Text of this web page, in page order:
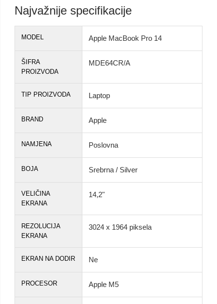
Najvažnije specifikacije
MODEL Apple MacBook Pro 14
ŠIFRA
PROIZVODA
MDE64CR/A
TIP PROIZVODA Laptop
BRAND Apple
NAMJENA Poslovna
BOJA Srebrna / Silver
VELIČINA
EKRANA
14,2"
REZOLUCIJA
EKRANA
3024 x 1964 piksela
EKRAN NA DODIR Ne
PROCESOR Apple M5